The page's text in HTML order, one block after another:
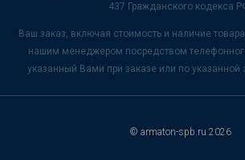
437 Гражданского кодекса
Ваш заказ, включая стоимость и наличие
нашим менеджером посредством
указанный Вами при заказе или по указанной
© armaton-spb.ru 2026